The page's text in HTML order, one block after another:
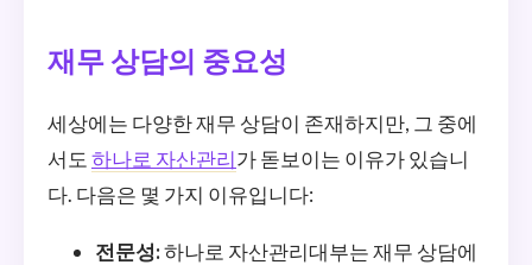
재무 상담의 중요성
세상에는 다양한 재무 상담이 존재하지만, 그 중에
서도 하나로 자산관리가 돋보이는 이유가 있습니
다. 다음은 몇 가지 이유입니다:
전문성:하나로 자산관리대부는 재무 상담에